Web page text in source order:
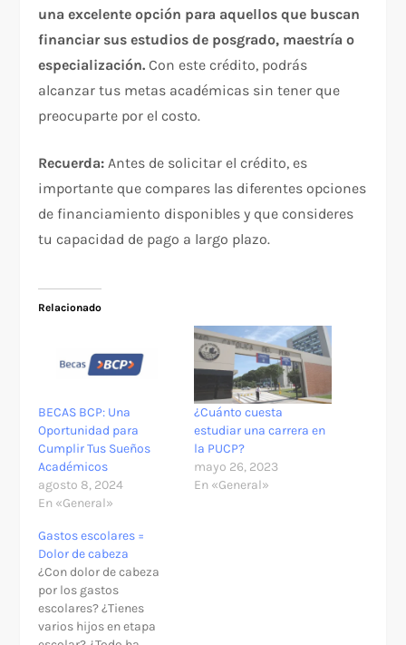
una excelente opción para aquellos que buscan
financiar sus estudios de posgrado, maestría o
especialización. Con este crédito, podrás
alcanzar tus metas académicas sin tener que
preocuparte por el costo.
Recuerda: Antes de solicitar el crédito, es
importante que compares las diferentes opciones
de financiamiento disponibles y que consideres
tu capacidad de pago a largo plazo.
Relacionado
BECAS BCP: Una
Oportunidad para
Cumplir Tus Sueños
Académicos
agosto 8, 2024
En «General»
¿Cuánto cuesta
estudiar una carrera en
la PUCP?
mayo 26, 2023
En «General»
Gastos escolares =
Dolor de cabeza
¿Con dolor de cabeza
por los gastos
escolares? ¿Tienes
varios hijos en etapa